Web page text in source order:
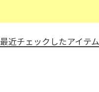
最近チェックしたアイテム